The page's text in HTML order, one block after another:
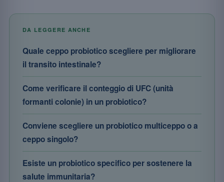
DA LEGGERE ANCHE
Quale ceppo probiotico scegliere per migliorare
il transito intestinale?
Come verificare il conteggio di UFC (unità
formanti colonie) in un probiotico?
Conviene scegliere un probiotico multiceppo o a
ceppo singolo?
Esiste un probiotico specifico per sostenere la
salute immunitaria?